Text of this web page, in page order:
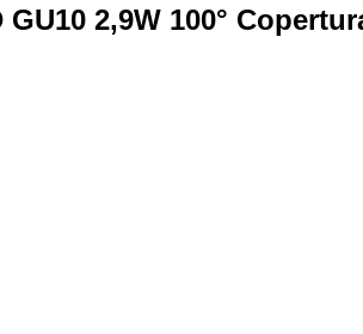
2,9W 100°